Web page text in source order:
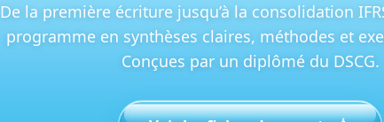
De la première écriture jusqu’à la consolidation
programme en synthèses claires, méthodes et
Conçues par un diplômé du DSCG.